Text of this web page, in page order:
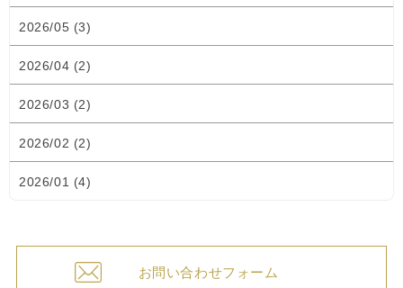
2026/05 (3)
2026/04 (2)
2026/03 (2)
2026/02 (2)
2026/01 (4)
お問い合わせフォーム